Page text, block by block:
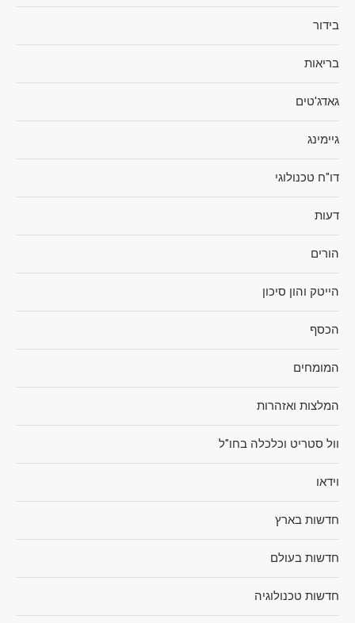
בידור
בריאות
גאדג'טים
גיימינג
דו"ח טכנולוגי
דעות
הורים
הייטק והון סיכון
הכסף
המומחים
המלצות ואזהרות
וול סטריט וכלכלה בחו"ל
וידאו
חדשות בארץ
חדשות בעולם
חדשות טכנולוגיה